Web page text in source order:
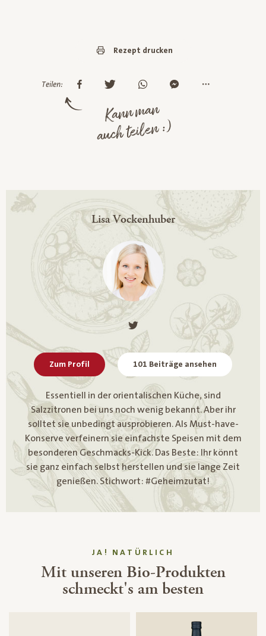
Rezept drucken
Teilen:
Kann man
auch teilen :)
Lisa Vockenhuber
Zum Profil 101 Beiträge ansehen
Essentiell in der orientalischen Küche, sind
Salzzitronen bei uns noch wenig bekannt. Aber ihr
solltet sie unbedingt ausprobieren. Als Must-have-
Konserve verfeinern sie einfachste Speisen mit dem
besonderen Geschmacks-Kick. Das Beste: Ihr könnt
sie ganz einfach selbst herstellen und sie lange Zeit
genießen. Stichwort: #Geheimzutat!
JA! NATÜRLICH
Mit unseren Bio-Produkten
schmeckt's am besten